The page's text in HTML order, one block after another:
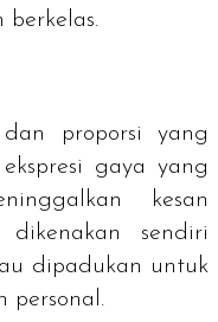
proporsi yang
gaya yang
kesan
dikenakan sendiri
dipadukan untuk
personal.